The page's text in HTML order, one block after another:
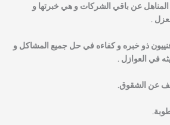
عن باقي الشركات و هي خبرتها و
.
ذو خبره و كفاءه في حل جميع المشاكل و
في العوازل .
عن الشقوق.